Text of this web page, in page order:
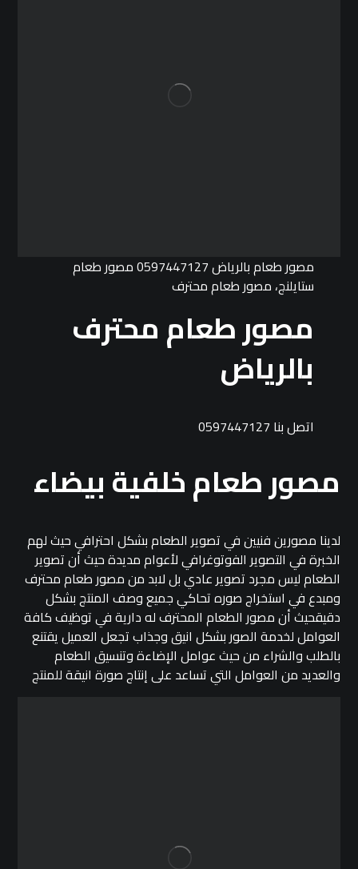
مصور طعام بالرياض 0597447127 مصور طعام
ستايلنج، مصور طعام محترف
مصور طعام محترف
بالرياض
اتصل بنا 0597447127
مصور طعام خلفية بيضاء
لدينا مصورين فنيين في تصوير الطعام بشكل احترافي حيث لهم
الخبرة في التصوير الفوتوغرافي لأعوام مديدة حيث أن تصوير
الطعام ليس مجرد تصوير عادي بل لابد من مصور طعام محترف
ومبدع في استخراج صوره تحاكي جميع وصف المنتج بشكل
دقيقحيث أن مصور الطعام المحترف له دارية في توظيف كافة
العوامل لخدمة الصور بشكل انيق وجذاب تجعل العميل يقتنع
بالطلب والشراء من حيث عوامل الإضاءة وتنسيق الطعام
والعديد من العوامل التي تساعد على إنتاج صورة انيقة للمنتج